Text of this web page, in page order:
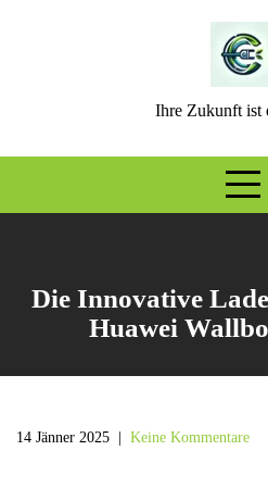
Ihre Zukunft ist
Die Innovative
Huawei
14 Jänner 2025 Keine Kommentare